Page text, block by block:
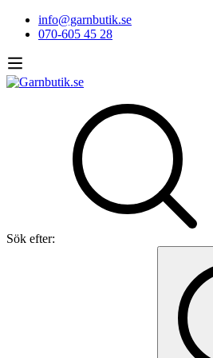
info@garnbutik.se
070-605 45 28
Sök efter: